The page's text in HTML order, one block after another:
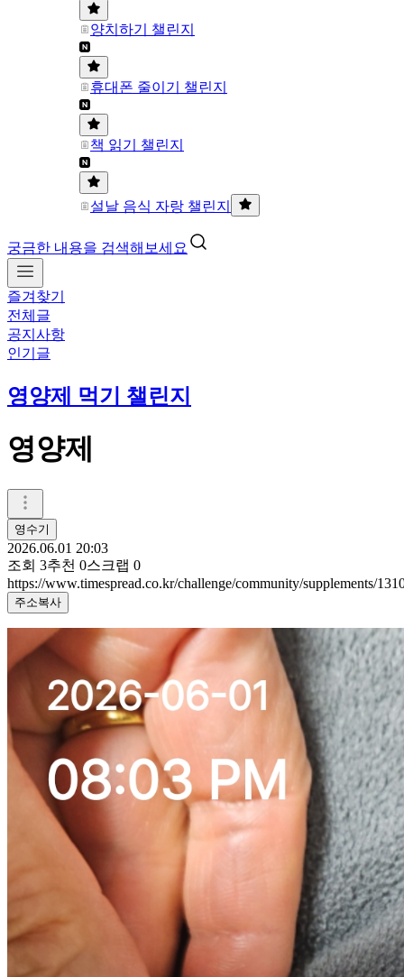
양치하기 챌린지
휴대폰 줄이기 챌린지
책 읽기 챌린지
설날 음식 자랑 챌린지
궁금한 내용을 검색해보세요
즐겨찾기
전체글
공지사항
인기글
영양제 먹기 챌린지
영양제
영수기
2026.06.01 20:03
조회 3추천 0스크랩 0
https://www.timespread.co.kr/challenge/community/supplements/
주소복사